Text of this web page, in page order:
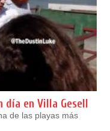
en Villa Gesell
de las playas más